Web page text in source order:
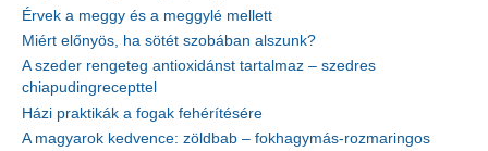
Érvek a meggy és a meggylé mellett
Miért előnyös, ha sötét szobában alszunk?
A szeder rengeteg antioxidánst tartalmaz – szedres
chiapudingrecepttel
Házi praktikák a fogak fehérítésére
A magyarok kedvence: zöldbab – fokhagymás-rozmaringos